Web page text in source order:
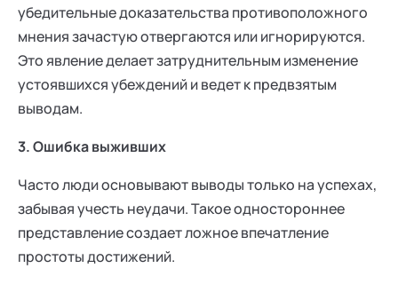
убедительные доказательства противоположного
мнения зачастую отвергаются или игнорируются.
Это явление делает затруднительным изменение
устоявшихся убеждений и ведет к предвзятым
выводам.
3. Ошибка выживших
Часто люди основывают выводы только на успехах,
забывая учесть неудачи. Такое одностороннее
представление создает ложное впечатление
простоты достижений.